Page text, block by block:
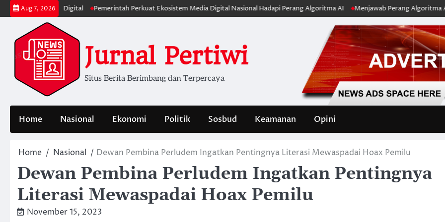
Skip
to
content
Aug 7, 2026
Informasi Digital Pemerintah Perkuat Ekosistem Media Digital Nasional Hadapi Perang Algoritma AI Menjawab Perang Algoritma AI
Jurnal Pertiwi
Situs Berita Berimbang dan Terpercaya
Home Nasional Ekonomi Politik Sosbud Keamanan Opini
Home Nasional Dewan Pembina Perludem Ingatkan Pentingnya Literasi Mewaspadai Hoax Pemilu
Dewan Pembina Perludem Ingatkan Pentingnya
Literasi Mewaspadai Hoax Pemilu
November 15, 2023